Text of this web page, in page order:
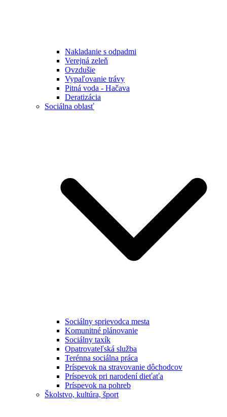
Nakladanie s odpadmi
Verejná zeleň
Ovzdušie
Vypaľovanie trávy
Pitná voda - Hačava
Deratizácia
Sociálna oblasť
Sociálny sprievodca mesta
Komunitné plánovanie
Sociálny taxík
Opatrovateľská služba
Terénna sociálna práca
Príspevok na stravovanie dôchodcov
Príspevok pri narodení dieťaťa
Príspevok na pohreb
Školstvo, kultúra, šport